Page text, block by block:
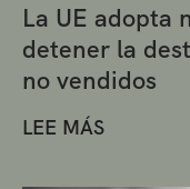
La UE adopta
detener la
no vendidos
LEE MÁS